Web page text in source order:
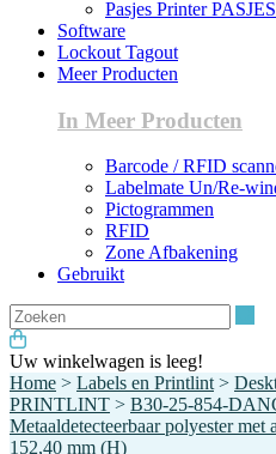
Pasjes Printer
Software
Lockout Tagout
Meer Producten
In Meer Producten
Barcode / RFID
Labelmate Un/Re-
Pictogrammen
RFID
Zone Afbakening
Gebruikt
Uw winkelwagen is leeg!
Home > Labels en Printlint >
PRINTLINT > B30-25-854-
Metaaldetecteerbaar polyester
152,40 mm (H)